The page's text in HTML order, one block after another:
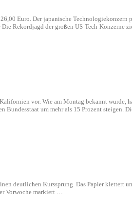
Euro. Der japanische
Rekordjagd der großen US-Tech-Konzerne
vor. Wie am Montag bekannt
Bundesstaat um mehr als 15 Prozent steigen.
deutlichen Kurssprung. Das Papier
Vorwoche markiert …